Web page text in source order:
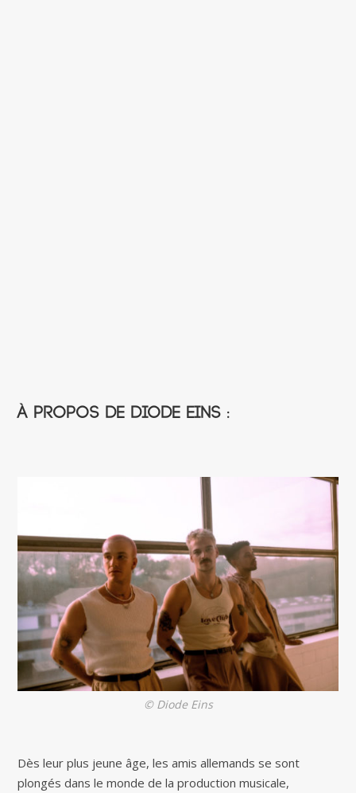
À propos de Diode Eins :
© Diode Eins
Dès leur plus jeune âge, les amis allemands se sont
plongés dans le monde de la production musicale,